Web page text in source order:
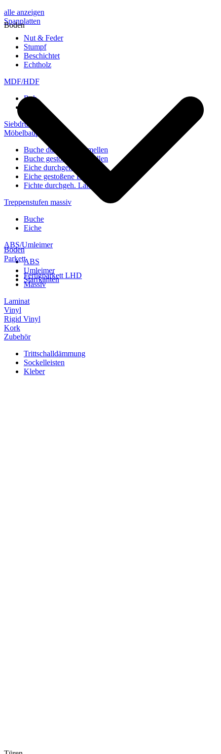
alle anzeigen
Spanplatten
Nut & Feder
Stumpf
Beschichtet
Echtholz
MDF/HDF
Roh
Siebdruckplatten
Möbelbauplatten
Buche durchgeh. Lamellen
Buche gestoßene Lamellen
Eiche durchgeh. Lamellen
Eiche gestoßene Lamellen
Fichte durchgeh. Lamellen
Treppenstufen massiv
Buche
Eiche
ABS/Umleimer
ABS
Umleimer
Starrkanten
Boden
Boden
Parkett
Fertigparkett LHD
Massiv
Laminat
Vinyl
Rigid Vinyl
Kork
Zubehör
Trittschalldämmung
Sockelleisten
Kleber